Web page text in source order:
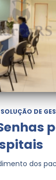
DE
dos